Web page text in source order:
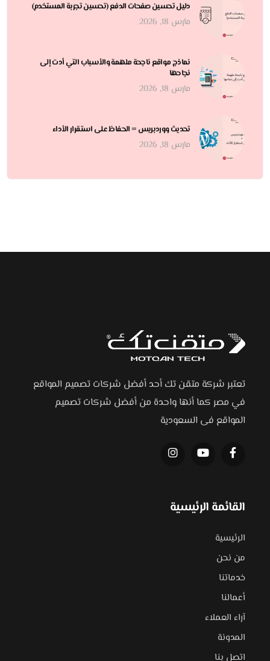
دليل تحسين صفحات الدفع (تحسين تجربة المستخدم)
مارس 18, 2026
نماذج مواقع ناجحة ملهمة والأسباب التي أدت إلى
نجاحها
مارس 18, 2026
تحديث ووردبريس = الحفاظ على استقرار الأداء
مارس 18, 2026
تعتبر شركة متقن تك أحد أفضل شركات تصميم المواقع
في مصر كما أنها واحدة من أفضل شركات تصميم
المواقع فى السعودية
القائمة الرئيسية
الرئيسية
من نحن
خدماتنا
أعمالنا
آراء العملاء
المدونة
اتصل بنا